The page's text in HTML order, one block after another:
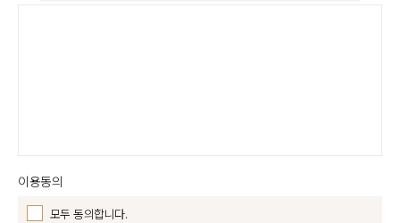
이용동의
모두 동의합니다.